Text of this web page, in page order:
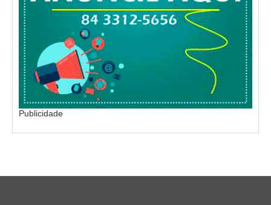
Publicidade